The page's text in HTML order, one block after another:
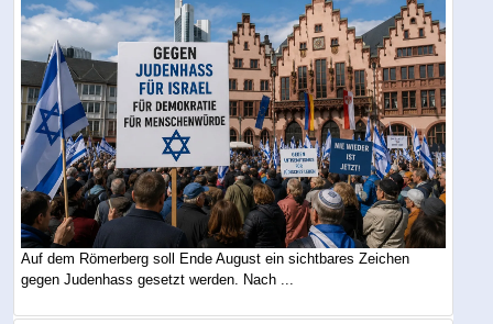
Auf dem Römerberg soll Ende August ein sichtbares Zeichen
gegen Judenhass gesetzt werden. Nach ...